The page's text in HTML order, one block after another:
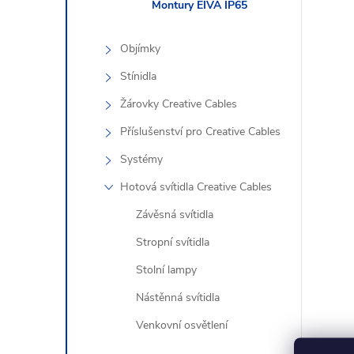
Montury EIVA IP65
Objímky
Stínidla
Žárovky Creative Cables
Příslušenství pro Creative Cables
Systémy
Hotová svítidla Creative Cables
Závěsná svítidla
Stropní svítidla
Stolní lampy
Nástěnná svítidla
Venkovní osvětlení